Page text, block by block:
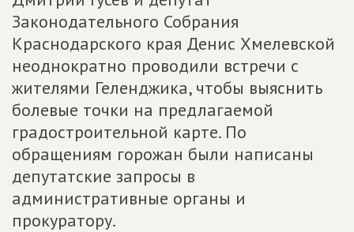
Законодательного Собрания
Краснодарского края Денис Хмелевской
неоднократно проводили встречи с
жителями Геленджика, чтобы выяснить
болевые точки на предлагаемой
градостроительной карте. По
обращениям горожан были написаны
депутатские запросы в
административные органы и
прокуратору.